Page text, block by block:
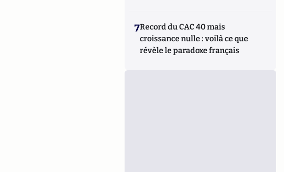
7Record du CAC 40 mais
croissance nulle : voilà ce que
révèle le paradoxe français